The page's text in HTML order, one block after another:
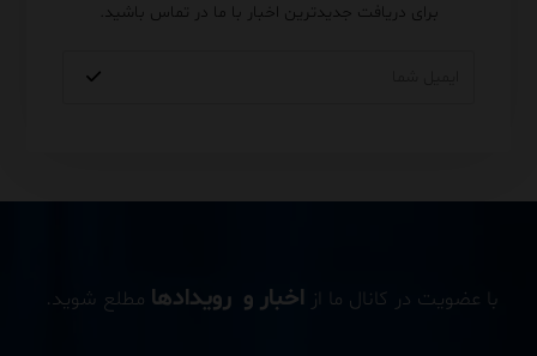
برای دریافت جدیدترین اخبار با ما در تماس باشید.
با عضویت در کانال ما از اخبار و رویدادها مطلع شوید.